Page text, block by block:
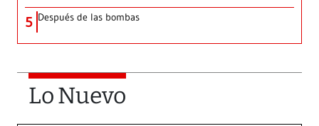
5 Después de las bombas
Lo Nuevo